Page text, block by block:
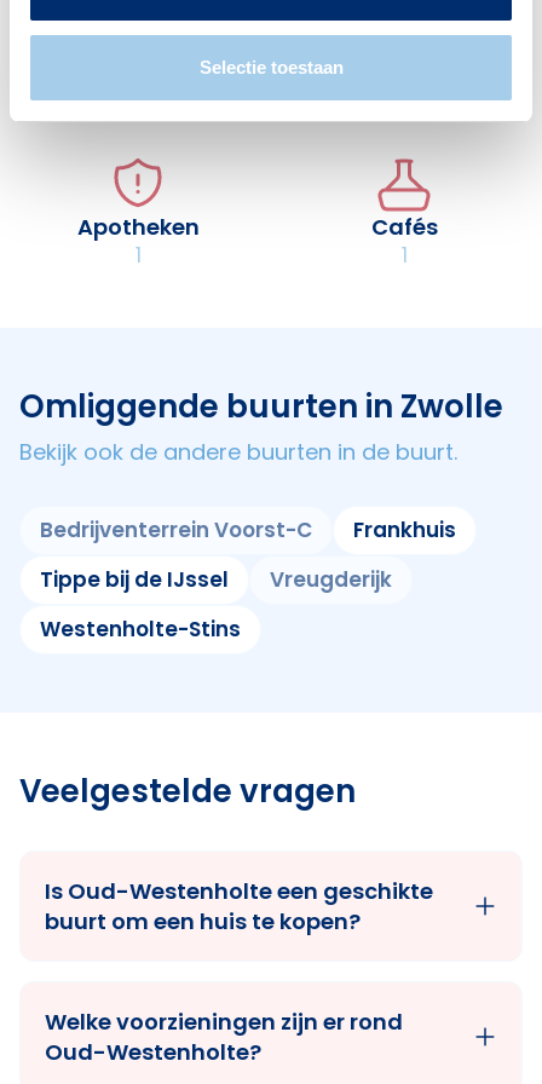
Selectie toestaan
Restaurants
1 1
Apotheken
1
Cafés
1
Omliggende buurten in Zwolle
Bekijk ook de andere buurten in de buurt.
Bedrijventerrein Voorst-C
Frankhuis
Tippe bij de IJssel
Vreugderijk
Westenholte-Stins
Veelgestelde vragen
Is Oud-Westenholte een geschikte
buurt om een huis te kopen?
Welke voorzieningen zijn er rond
Oud-Westenholte?